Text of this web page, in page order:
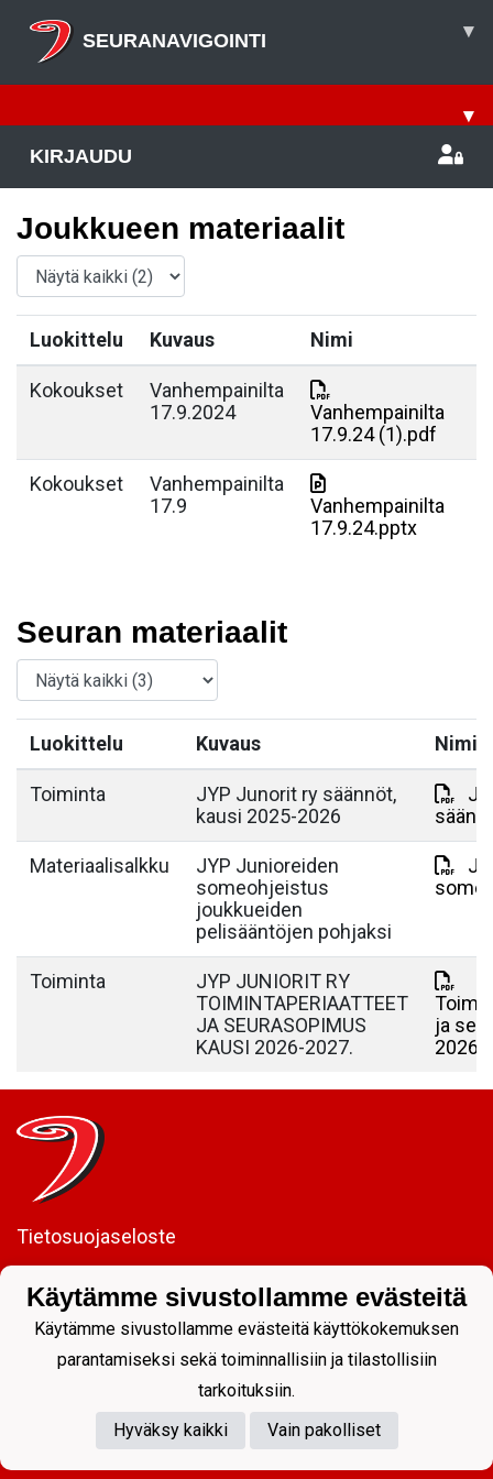
SEURANAVIGOINTI ▾
▾
KIRJAUDU
Joukkueen materiaalit
Luokittelu Kuvaus Nimi
Kokoukset
Vanhempainilta
17.9.2024
Vanhempainilta
17.9.24 (1).pdf
Kokoukset
Vanhempainilta
17.9
Vanhempainilta
17.9.24.pptx
Seuran materiaalit
Luokittelu Kuvaus Nimi
Toiminta
JYP Junorit ry säännöt,
kausi 2025-2026
Materiaalisalkku
JYP Junioreiden
someohjeistus
joukkueiden
pelisääntöjen pohjaksi
Toiminta
JYP JUNIORIT RY
TOIMINTAPERIAATTEET
JA SEURASOPIMUS
KAUSI 2026-2027.
ja
2026-
Tietosuojaseloste
JYP Juniorit ry
Kuntoportti 5 | 40700 JYVÄSKYLÄ |
Powered by
Käytämme sivustollamme evästeitä
Käytämme sivustollamme evästeitä käyttökokemuksen
parantamiseksi sekä toiminnallisiin ja tilastollisiin
tarkoituksiin.
Hyväksy kaikki
Vain pakolliset